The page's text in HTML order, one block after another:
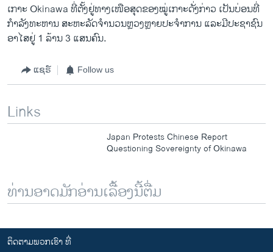
ເກາະ Okinawa ທີ່ຕັ້ງຢູ່ທາງເໜືອສຸດຂອງໝູ່ເກາະດັ່ງກ່າວ ເປັນບ່ອນທີ່
ກຳລັງທະຫານ ສະຫະລັດຈຳນວນຫຼວງຫຼາຍປະຈຳການ ແລະມີປະຊາຊົນ
ອາໄສຢູ່ 1 ລ້ານ 3 ແສນຄົນ.
ແຊຣ໌ Follow us
Links
Japan Protests Chinese Report
Questioning Sovereignty of Okinawa
ທ່ານອາດມັກອ່ານເລື້ອງນີ້ຕື່ມ
ຕິດຕາມພວກເຮົາ ທີ່